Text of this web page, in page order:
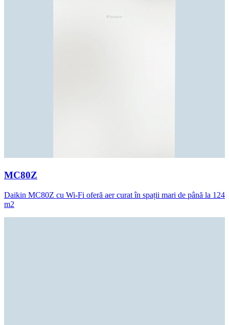
MC80Z
Daikin MC80Z cu Wi-Fi oferă aer curat în spații mari de până la 124
m2